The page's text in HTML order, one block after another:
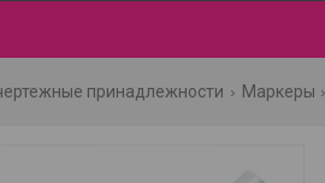
принадлежности Маркеры